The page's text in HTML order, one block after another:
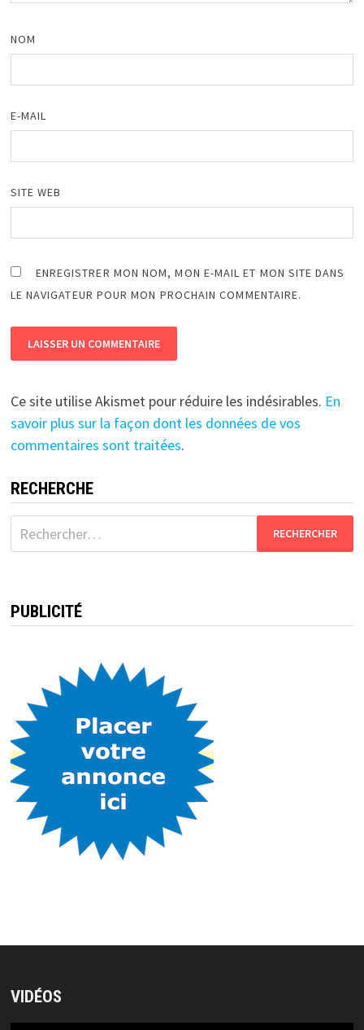
NOM
E-MAIL
SITE WEB
ENREGISTRER MON NOM, MON E-MAIL ET MON SITE DANS
LE NAVIGATEUR POUR MON PROCHAIN COMMENTAIRE.
Ce site utilise Akismet pour réduire les indésirables. En
savoir plus sur la façon dont les données de vos
commentaires sont traitées.
RECHERCHE
Rechercher :
PUBLICITÉ
VIDÉOS